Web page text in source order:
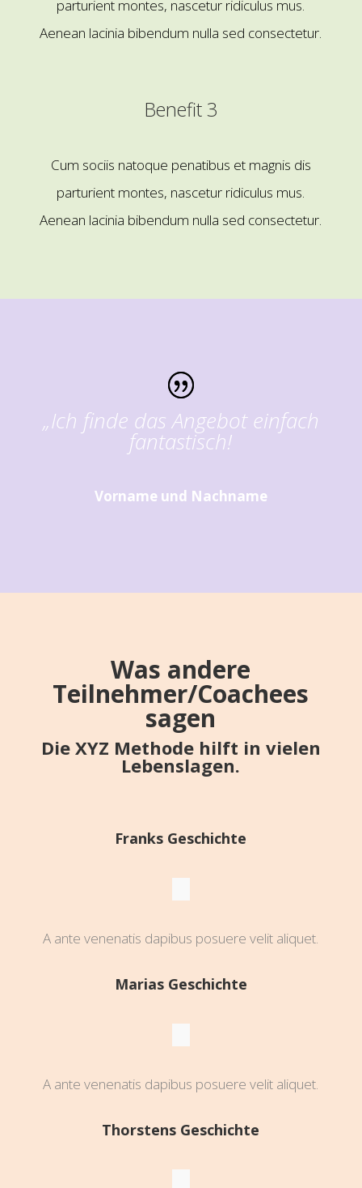
parturient montes, nascetur ridiculus mus.
Aenean lacinia bibendum nulla sed consectetur.
Benefit 3
Cum sociis natoque penatibus et magnis dis
parturient montes, nascetur ridiculus mus.
Aenean lacinia bibendum nulla sed consectetur.
„Ich finde das Angebot einfach
fantastisch!
Vorname und Nachname
Was andere
Teilnehmer/Coachees
sagen
Die XYZ Methode hilft in vielen
Lebenslagen.
Franks Geschichte
A ante venenatis dapibus posuere velit aliquet.
Marias Geschichte
A ante venenatis dapibus posuere velit aliquet.
Thorstens Geschichte